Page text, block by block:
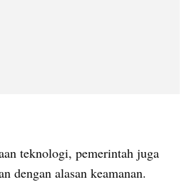
teknologi, pemerintah juga
dengan alasan keamanan.